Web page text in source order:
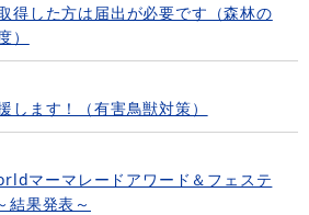
得した方は届出が必要です（森林の
）
します！（有害鳥獣対策）
マーマレードアワード＆フェステ
果発表～